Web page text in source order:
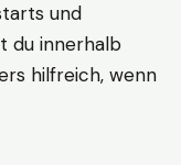
und
du innerhalb
hilfreich, wenn